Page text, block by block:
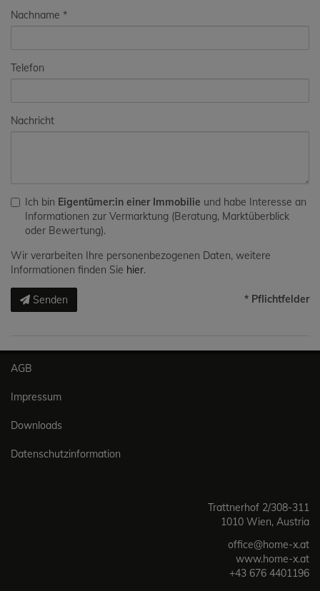
Nachname
Telefon
Nachricht
Ich bin Eigentümer:in einer Immobilie und habe Interesse an
Informationen zur Vermarktung (Beratung, Marktüberblick
oder Bewertung).
Wir verarbeiten Ihre personenbezogenen Daten, weitere
Informationen finden Sie hier.
Senden * Pflichtfelder
AGB
Impressum
Downloads
Datenschutzinformation
Trattnerhof 2/308-311
1010 Wien, Austria
office@home-x.at
www.home-x.at
+43 676 4401196